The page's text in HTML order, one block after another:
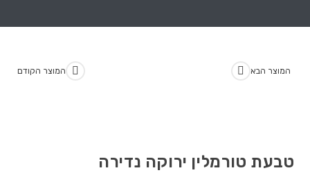
המוצר הקודם המוצר הבא
טבעת טורמלין ירוקה נדירה